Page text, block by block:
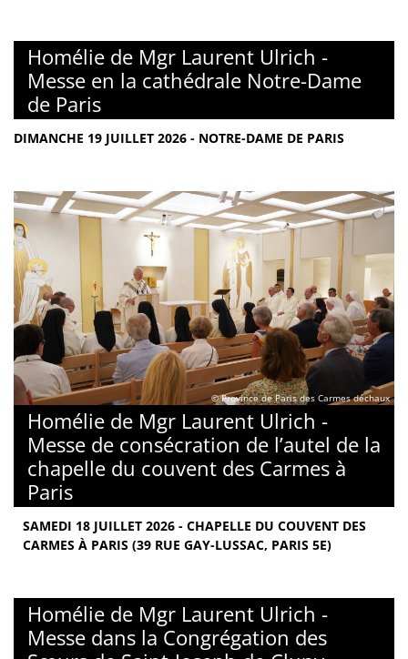
Homélie de Mgr Laurent Ulrich -
Messe en la cathédrale Notre-Dame
de Paris
DIMANCHE 19 JUILLET 2026 - NOTRE-DAME DE PARIS
© Province de Paris des Carmes déchaux
Homélie de Mgr Laurent Ulrich -
Messe de consécration de l’autel de la
chapelle du couvent des Carmes à
Paris
SAMEDI 18 JUILLET 2026 - CHAPELLE DU COUVENT DES
CARMES À PARIS (39 RUE GAY-LUSSAC, PARIS 5E)
Homélie de Mgr Laurent Ulrich -
Messe dans la Congrégation des